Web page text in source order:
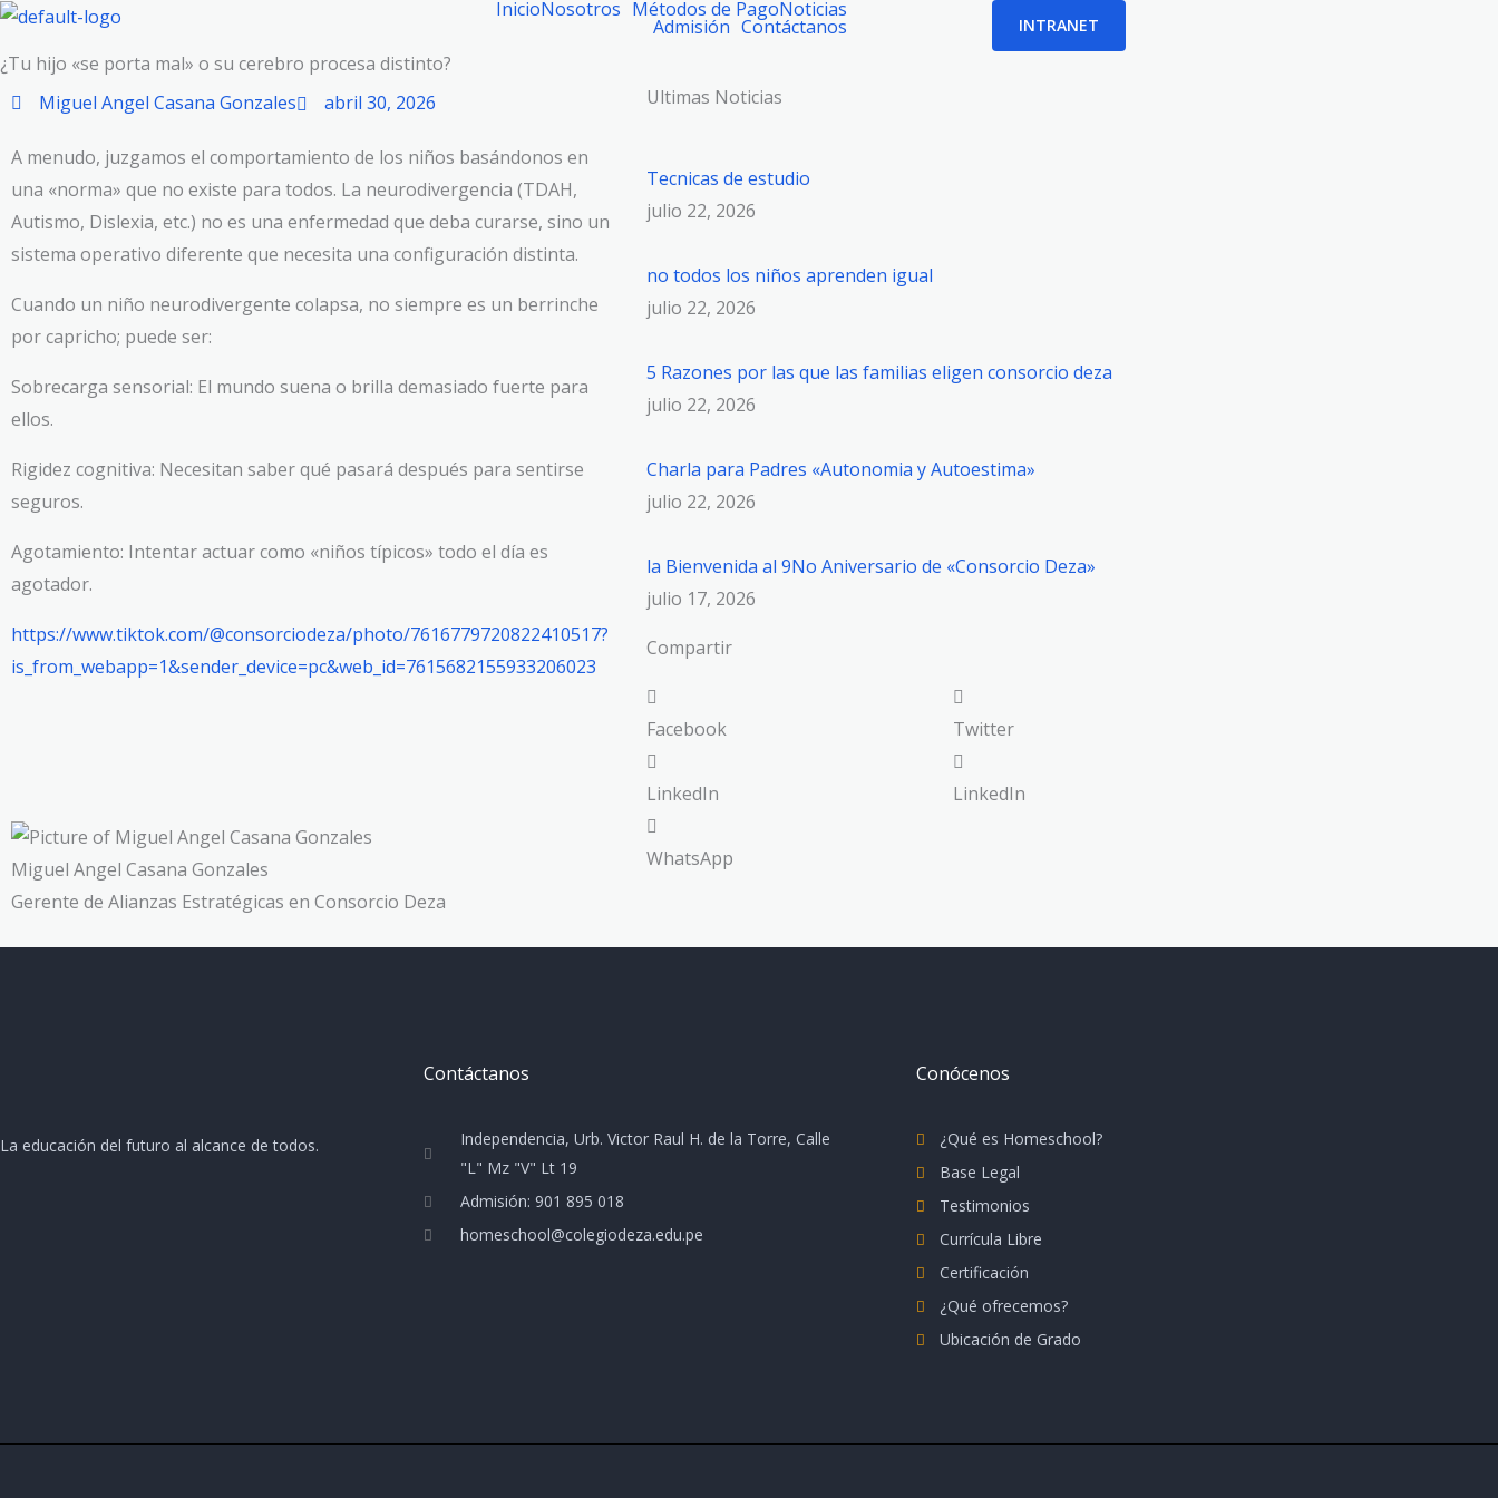
Ir
contenido
InicioNosotros Métodos de PagoNoticias
Admisión Contáctanos INTRANET
¿Tu hijo «se porta mal» o su cerebro procesa distinto?
Miguel Angel Casana Gonzales
abril 30, 2026
A menudo, juzgamos el comportamiento de los niños basándonos en
una «norma» que no existe para todos. La neurodivergencia (TDAH,
Autismo, Dislexia, etc.) no es una enfermedad que deba curarse, sino un
sistema operativo diferente que necesita una configuración distinta.
Cuando un niño neurodivergente colapsa, no siempre es un berrinche
por capricho; puede ser:
Sobrecarga sensorial: El mundo suena o brilla demasiado fuerte para
ellos.
Rigidez cognitiva: Necesitan saber qué pasará después para sentirse
seguros.
Agotamiento: Intentar actuar como «niños típicos» todo el día es
agotador.
https://www.tiktok.com/@consorciodeza/photo/7616779720822410517?
is_from_webapp=1&sender_device=pc&web_id=7615682155933206023
Miguel Angel Casana Gonzales
Gerente de Alianzas Estratégicas en Consorcio Deza
Ultimas Noticias
Tecnicas de estudio
julio 22, 2026
no todos los niños aprenden igual
julio 22, 2026
5 Razones por las que las familias eligen consorcio deza
julio 22, 2026
Charla para Padres «Autonomia y Autoestima»
julio 22, 2026
la Bienvenida al 9No Aniversario de «Consorcio Deza»
julio 17, 2026
Compartir
Facebook Twitter
LinkedIn LinkedIn
WhatsApp
La educación del futuro al alcance de todos.
Contáctanos
Independencia, Urb. Victor Raul H. de la Torre, Calle
"L" Mz "V" Lt 19
Admisión: 901 895 018
homeschool@colegiodeza.edu.pe
Conócenos
¿Qué es Homeschool?
Base Legal
Testimonios
Currícula Libre
Certificación
¿Qué ofrecemos?
Ubicación de Grado